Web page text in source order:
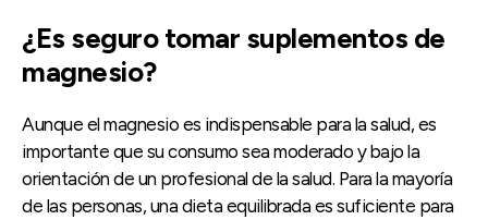
¿Es seguro tomar suplementos de
magnesio?
Aunque el magnesio es indispensable para la salud, es
importante que su consumo sea moderado y bajo la
orientación de un profesional de la salud. Para la mayoría
de las personas, una dieta equilibrada es suficiente para